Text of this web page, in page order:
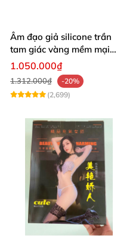
Âm đạo giả silicone trần
tam giác vàng mềm mại
thật nhất
1.050.000₫
1.312.000₫
-20%
(2,699)